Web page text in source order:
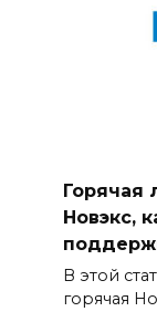
Горячая
Новэкс,
В этой
горячая